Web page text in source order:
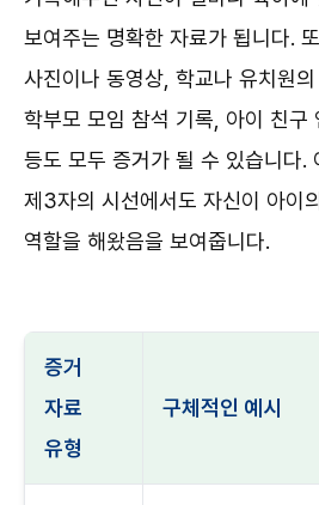
보여주는 명확한 자료가 됩니다.
사진이나 동영상, 학교나 유치원
학부모 모임 참석 기록, 아이 친구
등도 모두 증거가 될 수 있습니다.
제3자의 시선에서도 자신이 아이
역할을 해왔음을 보여줍니다.
증거
자료
유형
구체적인 예시